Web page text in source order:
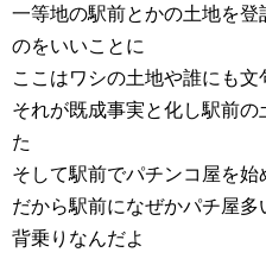
一等地の駅前とかの土地を
のをいいことに
ここはワシの土地や誰にも
それが既成事実と化し駅前
た
そして駅前でパチンコ屋を始
だから駅前になぜかパチ屋多
背乗りなんだよ